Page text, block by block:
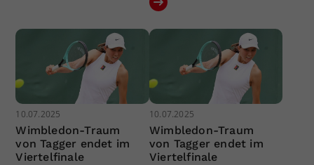
10.07.2025
Wimbledon-Traum
von Tagger endet im
Viertelfinale
10.07.2025
Wimbledon-Traum
von Tagger endet im
Viertelfinale